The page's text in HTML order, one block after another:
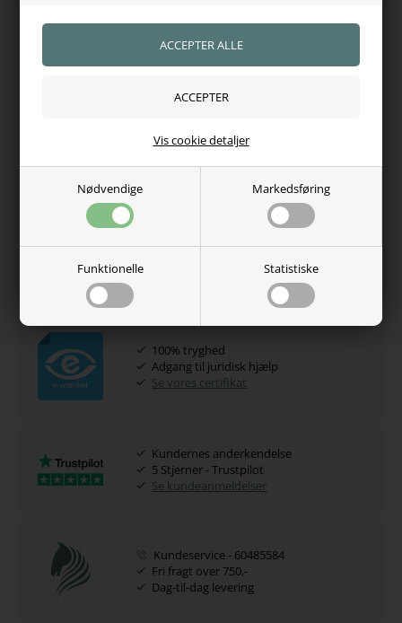
Nødvendige Markedsføring
Funktionelle Statistiske
Vis cookie detaljer
Ergonomisk fordel for både hest og rytter
Øger komfort og bevægelsesfrihed
Kentucky Pad Impact Absorber kombinerer avanceret
teknologi, komfort og funktionalitet – perfekt til ryttere, der
ønsker optimal støtte og beskyttelse til både hest og rytter.
8201
Hvorfor handle hos os?
100% tryghed
Adgang til juridisk hjælp
Se vores certifikat
Kundernes anderkendelse
5 Stjerner - Trustpilot
Se kundeanmeldelser
Kundeservice - 60485584
Fri fragt over 750,-
Dag-til-dag levering